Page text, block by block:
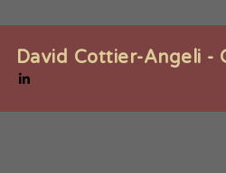
David Cottier-Angeli -